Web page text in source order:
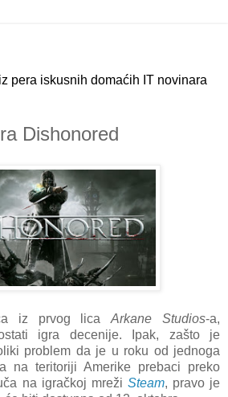
pera iskusnih domaćih IT novinara
Dishonored
iz prvog licaArkane Studios-a,
igra decenije. Ipak, zašto je
problem da je u roku od jednoga
na teritoriji Amerike prebaci preko
na igračkoj mreži Steam, pravo je